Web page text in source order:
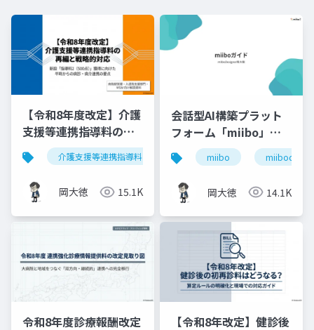
【令和8年度改定】介護
支援等連携指導料の再
編と戦略的対応｜指導
料2（500点）の要件整
理
介護支援等連携指導料 令和8年度診療報酬改定
岡大徳 15.1K
会話型AI構築プラット
フォーム「miibo」ガ
イド
miibo
岡大徳 14.1K
令和8年度診療報酬改定
【令和8年改定】健診後